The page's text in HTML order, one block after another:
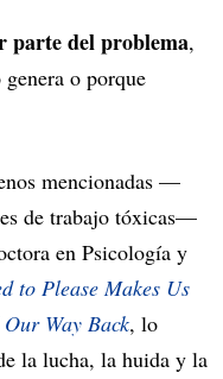
parte del problema,
o porque
mencionadas —
de trabajo tóxicas—
en Psicología y
to Please Makes Us
Way Back, lo
la lucha, la huida y la